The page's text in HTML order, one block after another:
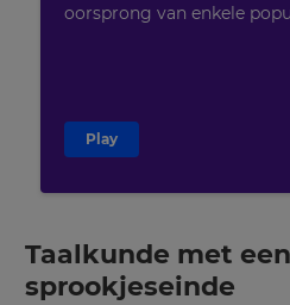
oorsprong van enkele
Play
Taalkunde met een
sprookjeseinde
Cancel
Settings